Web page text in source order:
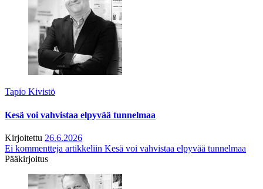
Tapio Kivistö
Kesä voi vahvistaa elpyvää tunnelmaa
Kirjoitettu 26.6.2026
Ei kommentteja artikkeliin Kesä voi vahvistaa elpyvää tunnelmaa
Pääkirjoitus